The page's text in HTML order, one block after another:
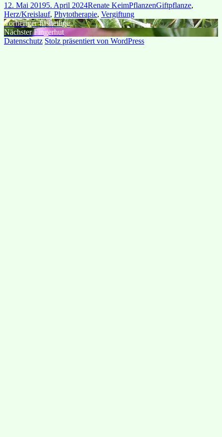
Veröffentlicht
am
12. Mai 20195. April 2024Autor
Renate KeimKategorien
PflanzenSchlagwörter
Giftpflanze,
Herz/Kreislauf, Phytotherapie, Vergiftung
Beitragsnavigation
VorherigerVorheriger
Beitrag:
Eisheilige
NächsterNächster
Beitrag:
Fingerhut
Datenschutz Stolz präsentiert von WordPress